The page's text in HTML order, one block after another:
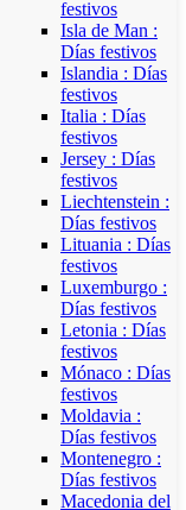
festivos
Isla de Man :
Días festivos
Islandia : Días
festivos
Italia : Días
festivos
Jersey : Días
festivos
Liechtenstein :
Días festivos
Lituania : Días
festivos
Luxemburgo :
Días festivos
Letonia : Días
festivos
Mónaco : Días
festivos
Moldavia :
Días festivos
Montenegro :
Días festivos
Macedonia del